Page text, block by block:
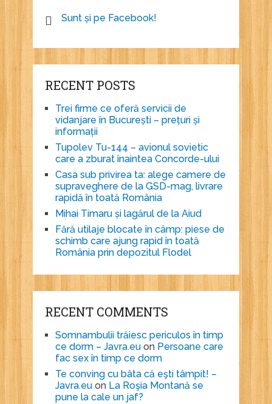
Sunt și pe Facebook!
RECENT POSTS
Trei firme ce oferă servicii de
vidanjare în București – prețuri și
informații
Tupolev Tu-144 – avionul sovietic
care a zburat înaintea Concorde-ului
Casa sub privirea ta: alege camere de
supraveghere de la GSD-mag, livrare
rapidă în toată România
Mihai Timaru și lagărul de la Aiud
Fără utilaje blocate în câmp: piese de
schimb care ajung rapid în toată
România prin depozitul Flodel
RECENT COMMENTS
Somnambulii trăiesc periculos în timp
ce dorm – Javra.euon Persoane care
fac sex în timp ce dorm
Te conving cu bâta că eşti tâmpit! –
Javra.euon La Roşia Montană se
pune la cale un jaf?